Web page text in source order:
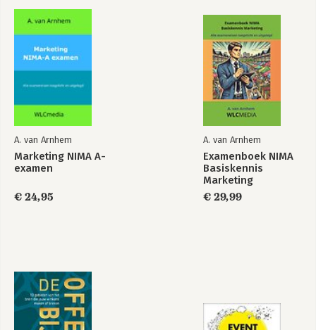
A. van Arnhem
Marketing NIMA A-
examen
€ 24,95
A. van Arnhem
Examenboek NIMA
Basiskennis
Marketing
€ 29,99